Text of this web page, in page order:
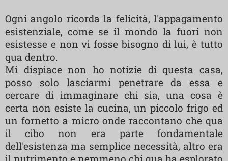
Ogni angolo ricorda la felicità, l'appagamento
esistenziale, come se il mondo la fuori non
esistesse e non vi fosse bisogno di lui, è tutto
qua dentro.
Mi dispiace non ho notizie di questa casa,
posso solo lasciarmi penetrare da essa e
cercare di immaginare chi sia, una cosa è
certa non esiste la cucina, un piccolo frigo ed
un fornetto a micro onde raccontano che qua
il cibo non era parte fondamentale
dell'esistenza ma semplice necessità, altro era